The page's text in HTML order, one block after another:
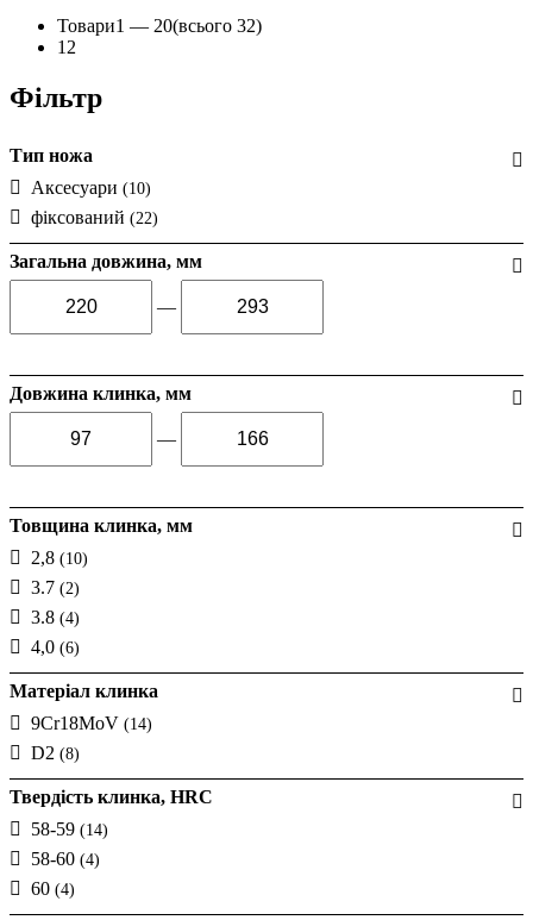
Товари1 — 20(всього 32)
1 2
Фільтр
Тип ножа
Аксесуари (10)
фіксований (22)
Загальна довжина, мм
—
Довжина клинка, мм
—
Товщина клинка, мм
2,8 (10)
3.7 (2)
3.8 (4)
4,0 (6)
Матеріал клинка
9Cr18MoV (14)
D2 (8)
Твердість клинка, HRC
58-59 (14)
58-60 (4)
60 (4)